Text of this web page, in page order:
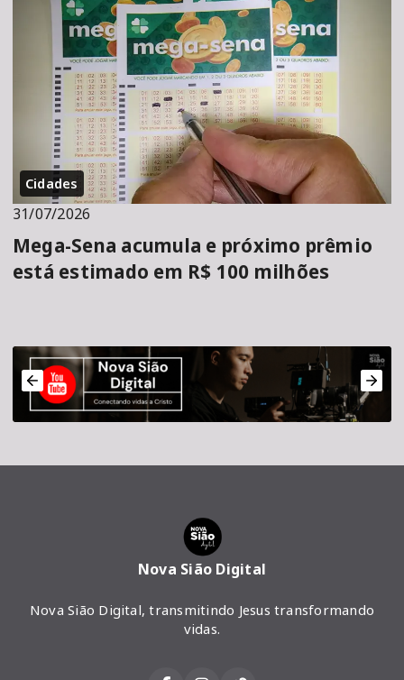
Cidades
31/07/2026
Mega-Sena acumula e próximo prêmio
está estimado em R$ 100 milhões
Nova Sião Digital
Nova Sião Digital, transmitindo Jesus transformando
vidas.